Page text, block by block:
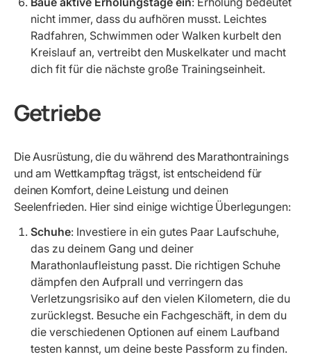
nicht immer, dass du aufhören musst. Leichtes
Radfahren, Schwimmen oder Walken kurbelt den
Kreislauf an, vertreibt den Muskelkater und macht
dich fit für die nächste große Trainingseinheit.
Getriebe
Die Ausrüstung, die du während des Marathontrainings
und am Wettkampftag trägst, ist entscheidend für
deinen Komfort, deine Leistung und deinen
Seelenfrieden. Hier sind einige wichtige Überlegungen:
Schuhe: Investiere in ein gutes Paar Laufschuhe,
das zu deinem Gang und deiner
Marathonlaufleistung passt. Die richtigen Schuhe
dämpfen den Aufprall und verringern das
Verletzungsrisiko auf den vielen Kilometern, die du
zurücklegst. Besuche ein Fachgeschäft, in dem du
die verschiedenen Optionen auf einem Laufband
testen kannst, um deine beste Passform zu finden.